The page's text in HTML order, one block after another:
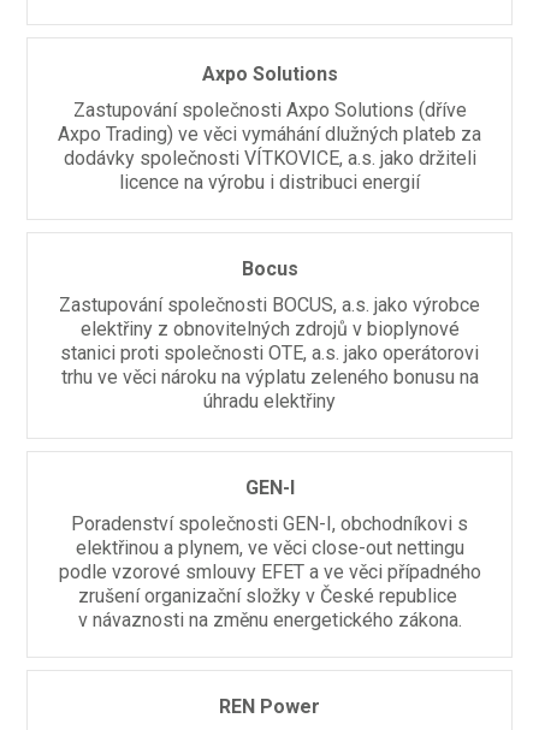
Axpo Solutions
Zastupování společnosti Axpo Solutions (dříve
Axpo Trading) ve věci vymáhání dlužných plateb za
dodávky společnosti VÍTKOVICE, a.s. jako držiteli
licence na výrobu i distribuci energií
Bocus
Zastupování společnosti BOCUS, a.s. jako výrobce
elektřiny z obnovitelných zdrojů v bioplynové
stanici proti společnosti OTE, a.s. jako operátorovi
trhu ve věci nároku na výplatu zeleného bonusu na
úhradu elektřiny
GEN-I
Poradenství společnosti GEN-I, obchodníkovi s
elektřinou a plynem, ve věci close-out nettingu
podle vzorové smlouvy EFET a ve věci případného
zrušení organizační složky v České republice
v návaznosti na změnu energetického zákona.
REN Power